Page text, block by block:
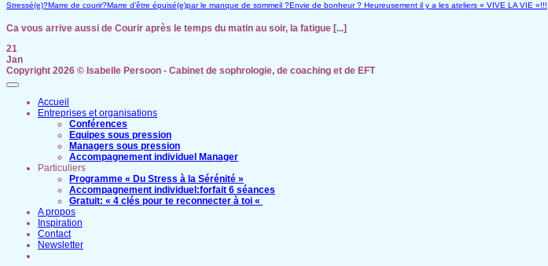
Stressé(e)?Marre de courir?Marre d’être épuisé(e)par le manque de sommeil ?Envie de bonheur ? Heureusement il y a les ateliers « VIVE LA VIE »!!!
Ca vous arrive aussi de Courir après le temps du matin au soir, la fatigue [...]
21
Jan
Copyright 2026 © Isabelle Persoon - Cabinet de sophrologie, de coaching et de EFT
Accueil
Entreprises et organisations
Conférences
Equipes sous pression
Managers sous pression
Accompagnement individuel Manager
Particuliers
Programme « Du Stress à la Sérénité »
Accompagnement individuel:forfait 6 séances
Gratuit: « 4 clés pour te reconnecter à toi «
A propos
Inspiration
Contact
Newsletter